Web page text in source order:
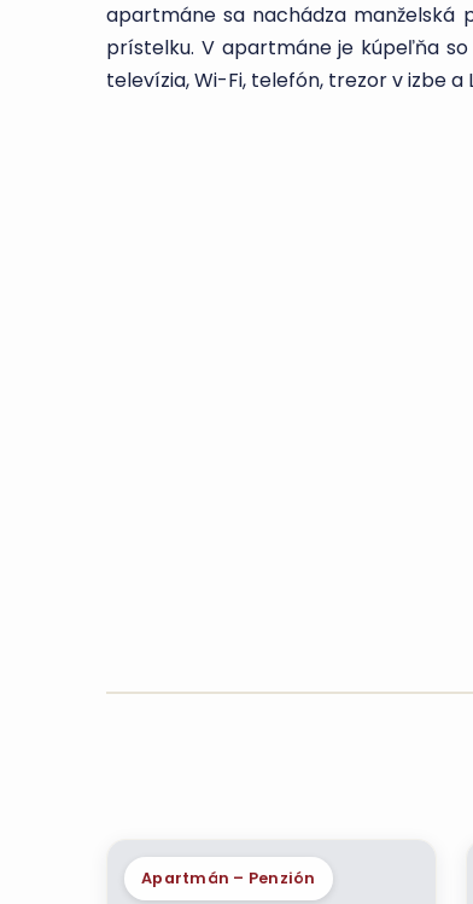
apartmáne sa nachádza manželská
prístelku. V apartmáne je kúpeľňa
televízia, Wi-Fi, telefón, trezor v izbe a
Apartmán – Penzión